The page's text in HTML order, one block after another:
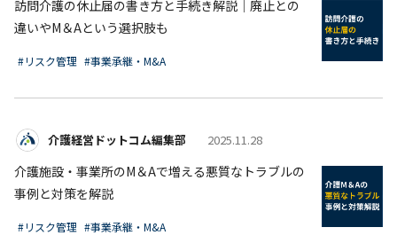
訪問介護の休止届の書き方と手続き解説│廃止との
違いやM＆Aという選択肢も
#リスク管理 #事業承継・M&A
介護経営ドットコム編集部 2025.11.28
介護施設・事業所のM＆Aで増える悪質なトラブルの
事例と対策を解説
#リスク管理 #事業承継・M&A